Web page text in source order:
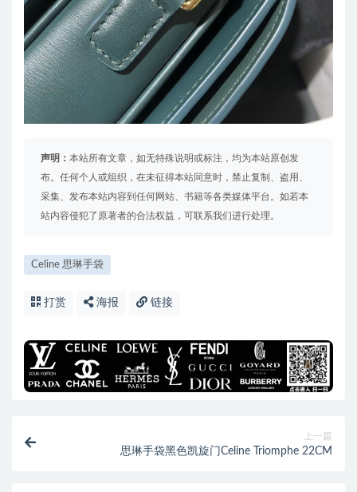
声明： 本站所有文章，如无特殊说明或标注，均为本站原创发
布。任何个人或组织，在未征得本站同意时，禁止复制、盗用、
采集、发布本站内容到任何网站、书籍等各类媒体平台。如若本
站内容侵犯了原著者的合法权益，可联系我们进行处理。
Celine 思琳手袋
打赏 海报 链接
上一篇
思琳手袋黑色凯旋门Celine Triomphe 22CM